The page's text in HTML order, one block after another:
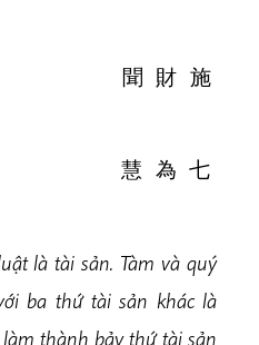
聞 財 施
慧 為 七
là tài sản. Tàm và quý
ba thứ tài sản khác là
thành bảy thứ tài sản